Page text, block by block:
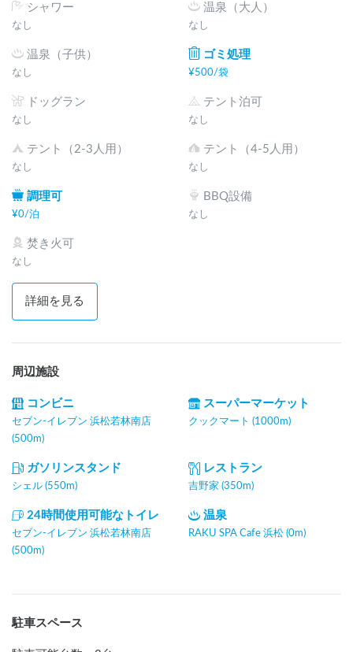
シャワー
なし
温泉（大人）
なし
温泉（子供）
なし
ゴミ処理
¥500/袋
ドッグラン
なし
テント泊可
なし
テント（2-3人用）
なし
テント（4-5人用）
なし
調理可
¥0/泊
BBQ設備
なし
焚き火可
なし
詳細を見る
周辺施設
コンビニ
セブン-イレブン 浜松若林南店
(500m)
スーパーマーケット
クックマート (1000m)
ガソリンスタンド
シェル (550m)
レストラン
吉野家 (350m)
24時間使用可能なトイレ
セブン-イレブン 浜松若林南店
(500m)
温泉
RAKU SPA Cafe 浜松 (0m)
駐車スペース